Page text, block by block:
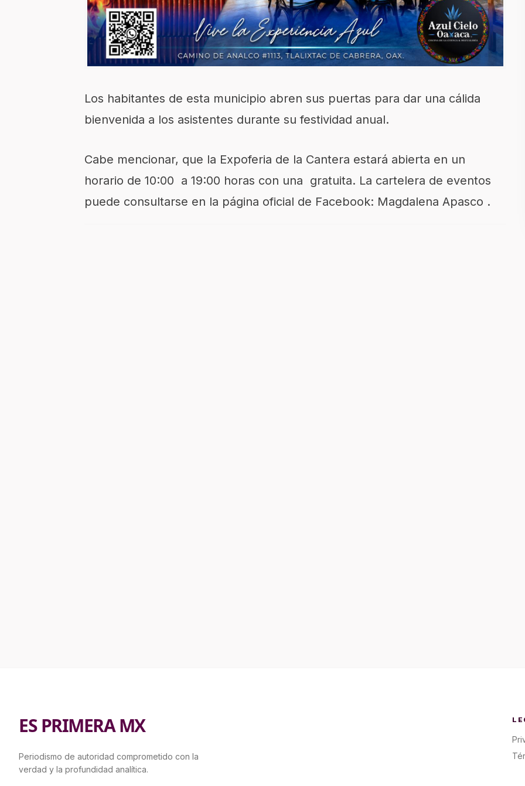
Los habitantes de esta municipio abren sus puertas para dar una cálida
bienvenida a los asistentes durante su festividad anual.
Cabe mencionar, que la Expoferia de la Cantera estará abierta en un
horario de 10:00 a 19:00 horas con una gratuita. La cartelera de eventos
puede consultarse en la página oficial de Facebook: Magdalena Apasco .
ES PRIMERA MX
Periodismo de autoridad comprometido con la
verdad y la profundidad analítica.